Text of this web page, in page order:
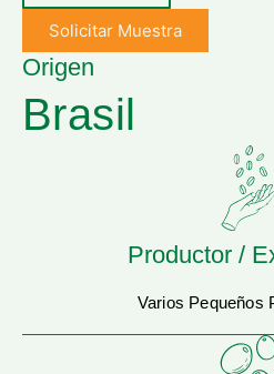
Solicitar Muestra
Origen
Brasil
Productor /
Varios Pequeños